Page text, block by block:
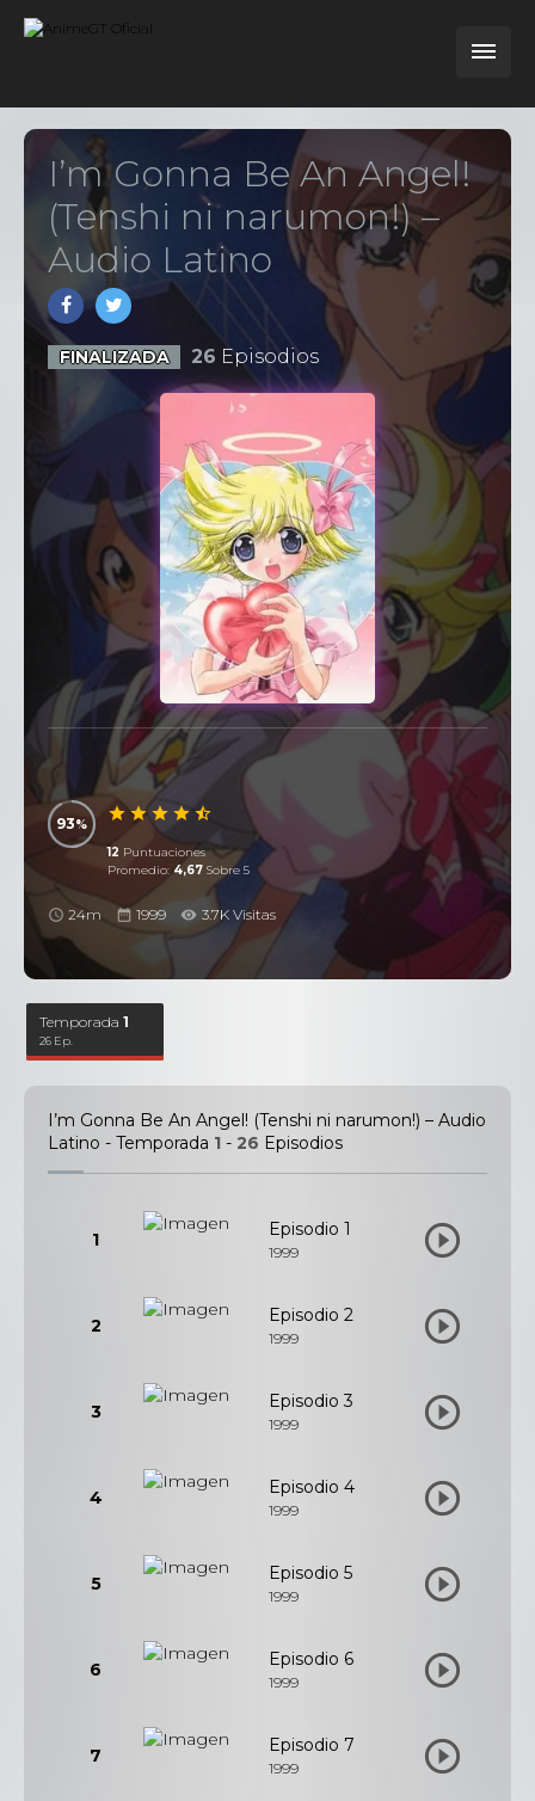
I’m Gonna Be An Angel!
(Tenshi ni narumon!) –
Audio Latino
FINALIZADA 26 Episodios
93
12 Puntuaciones
Promedio: 4,67 Sobre 5
24m 1999 3.7K Visitas
Temporada1
26 Ep.
I’m Gonna Be An Angel! (Tenshi ni narumon!) – Audio
Latino - Temporada 1 - 26 Episodios
1 Episodio 1
1999
2 Episodio 2
1999
3 Episodio 3
1999
4 Episodio 4
1999
5 Episodio 5
1999
6 Episodio 6
1999
7 Episodio 7
1999